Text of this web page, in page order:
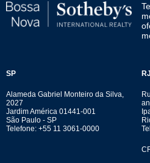
SP
Alameda Gabriel Monteiro da Silva,
2027
Jardim América 01441-001
São Paulo - SP
Telefone: +55 11 3061-0000
RJ